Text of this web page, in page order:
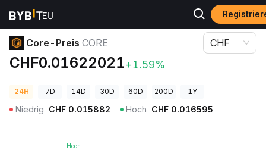
Krypto-Preise
Core-Preis CORE
CHF0.01622021+1.59%
CHF
24H 7D 14D 30D 60D 200D 1Y
Niedrig CHF 0.015882 Hoch CHF 0.016595